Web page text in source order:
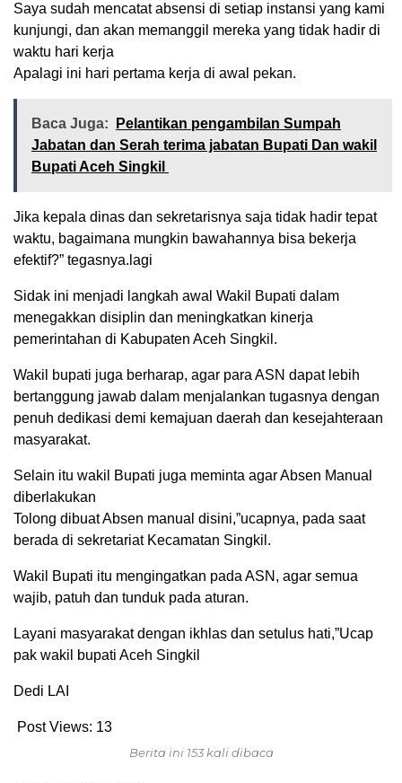
Saya sudah mencatat absensi di setiap instansi yang kami
kunjungi, dan akan memanggil mereka yang tidak hadir di
waktu hari kerja
Apalagi ini hari pertama kerja di awal pekan.
Baca Juga:
Pelantikan pengambilan Sumpah
Jabatan dan Serah terima jabatan Bupati Dan wakil
Bupati Aceh Singkil
Jika kepala dinas dan sekretarisnya saja tidak hadir tepat
waktu, bagaimana mungkin bawahannya bisa bekerja
efektif?” tegasnya.lagi
Sidak ini menjadi langkah awal Wakil Bupati dalam
menegakkan disiplin dan meningkatkan kinerja
pemerintahan di Kabupaten Aceh Singkil.
Wakil bupati juga berharap, agar para ASN dapat lebih
bertanggung jawab dalam menjalankan tugasnya dengan
penuh dedikasi demi kemajuan daerah dan kesejahteraan
masyarakat.
Selain itu wakil Bupati juga meminta agar Absen Manual
diberlakukan
Tolong dibuat Absen manual disini,”ucapnya, pada saat
berada di sekretariat Kecamatan Singkil.
Wakil Bupati itu mengingatkan pada ASN, agar semua
wajib, patuh dan tunduk pada aturan.
Layani masyarakat dengan ikhlas dan setulus hati,”Ucap
pak wakil bupati Aceh Singkil
Dedi LAI
Post Views: 13
Berita ini 153 kali dibaca